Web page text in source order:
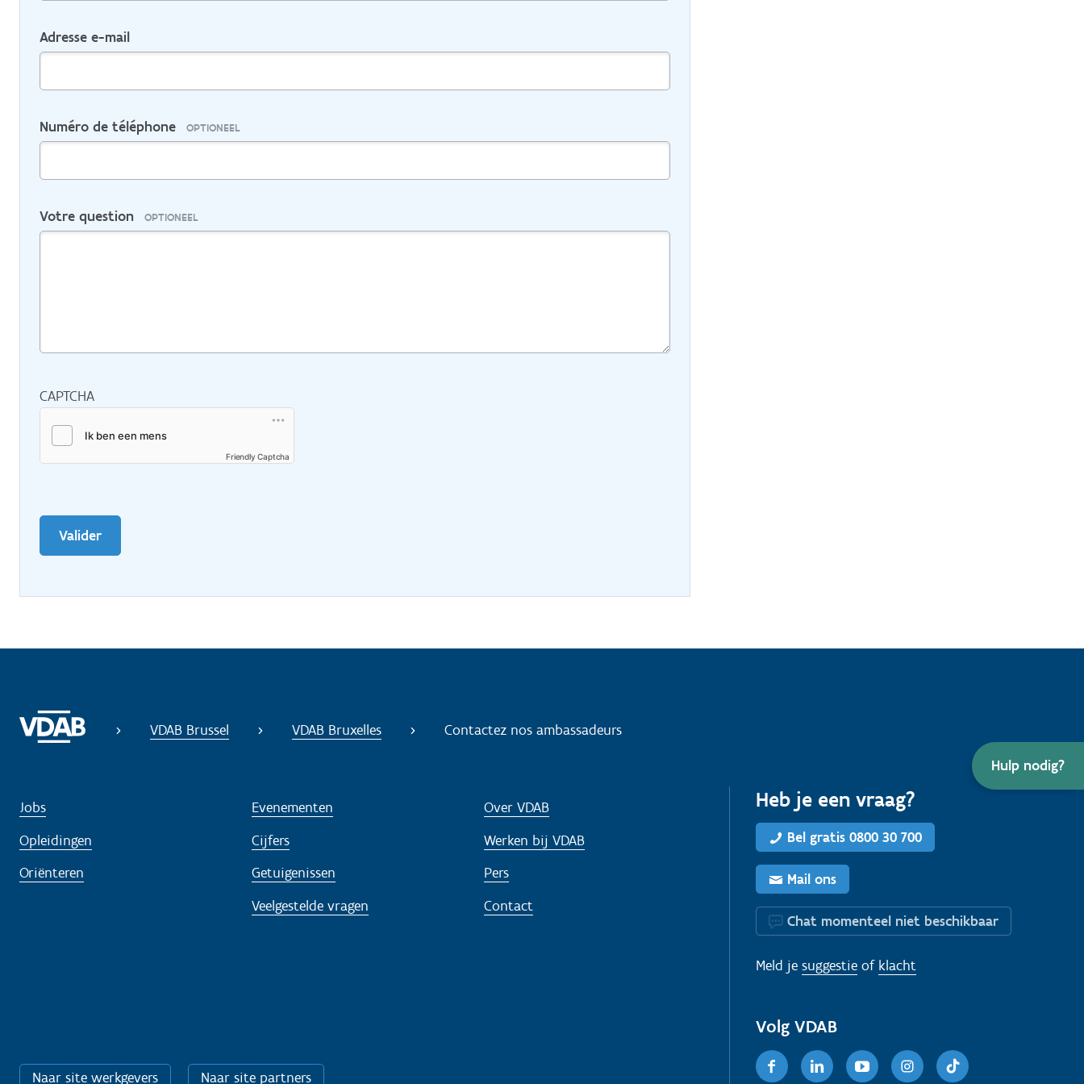
Hulp nodig?
Adresse e-mail
Numéro de téléphone OPTIONEEL
Votre question OPTIONEEL
CAPTCHA
Friendly Captcha
Valider
VDAB Brussel VDAB Bruxelles Contactez nos ambassadeurs
Jobs
Opleidingen
Oriënteren
Evenementen
Cijfers
Getuigenissen
Veelgestelde vragen
Over VDAB
Werken bij VDAB
Pers
Contact
Naar site werkgevers Naar site partners
Heb je een vraag?
Bel gratis 0800 30 700
Mail ons
Chat momenteel niet beschikbaar
Meld je suggestie of klacht
Volg VDAB
FacebookLinkedinYoutubeInstagram